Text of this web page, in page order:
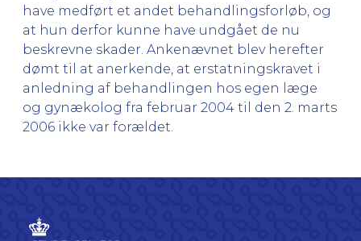
have medført et andet behandlingsforløb, og
at hun derfor kunne have undgået de nu
beskrevne skader. Ankenævnet blev herefter
dømt til at anerkende, at erstatningskravet i
anledning af behandlingen hos egen læge
og gynækolog fra februar 2004 til den 2. marts
2006 ikke var forældet.